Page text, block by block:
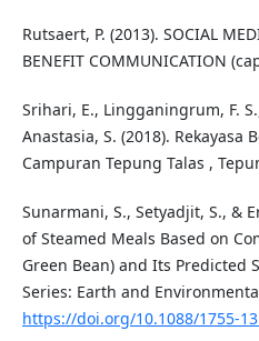
Rutsaert, P. (2013). SOCIAL
BENEFIT COMMUNICATION
Srihari, E., Lingganingrum, F.
Anastasia, S. (2018). Rekayasa
Campuran Tepung Talas ,
Sunarmani, S., Setyadjit, S., &
of Steamed Meals Based on
Green Bean) and Its Predicted
Series: Earth and
https://doi.org/10.1088/1755-